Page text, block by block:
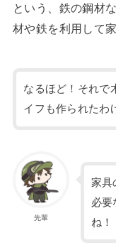
という、鉄の鋼材
材や鉄を利用して
なるほど！それで
イフも作られたわ
先輩
家具
必要
ね！